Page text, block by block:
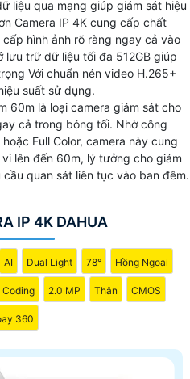
liệu qua mạng giúp giám sát hiệu
Camera IP 4K cung cấp chất
hình ảnh rõ ràng ngay cả vào
lưu trữ dữ liệu tối đa 512GB giúp
Với chuẩn nén video H.265+
suất sử dụng.
60m là loại camera giám sát cho
cả trong bóng tối. Nhờ công
Full Color, camera này cung
lên đến 60m, lý tưởng cho giám
quan sát liên tục vào ban đêm.
IP 4K DAHUA
AI Dual Light 78° Hồng Ngoại
Coding 2.0 MP Thân CMOS
360